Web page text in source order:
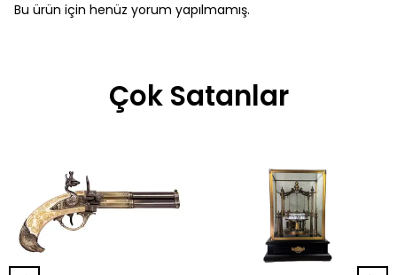
Bu ürün için henüz yorum yapılmamış.
Çok Satanlar